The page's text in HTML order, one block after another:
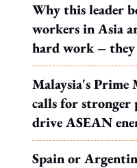
Why this leader
workers in Asia
hard work – they
what it leads to
Malaysia's
calls for stronger
drive ASEAN
Spain or